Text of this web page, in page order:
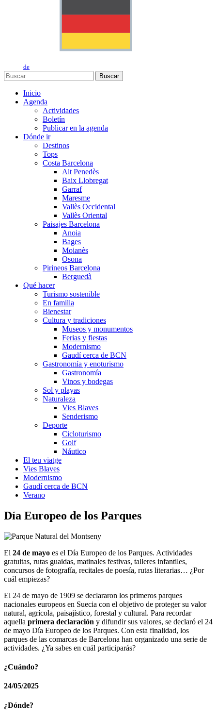
de
Buscar
Inicio
Agenda
Actividades
Boletín
Publicar en la agenda
Dónde ir
Destinos
Tops
Costa Barcelona
Alt Penedès
Baix Llobregat
Garraf
Maresme
Vallès Occidental
Vallès Oriental
Paisajes Barcelona
Anoia
Bages
Moianès
Osona
Pirineos Barcelona
Berguedà
Qué hacer
Turismo sostenible
En familia
Bienestar
Cultura y tradiciones
Museos y monumentos
Ferias y fiestas
Modernismo
Gaudí cerca de BCN
Gastronomía y enoturismo
Gastronomía
Vinos y bodegas
Sol y playas
Naturaleza
Vies Blaves
Senderismo
Deporte
Cicloturismo
Golf
Náutico
El teu viatge
Vies Blaves
Modernismo
Gaudí cerca de BCN
Verano
Día Europeo de los Parques
El 24 de mayo es el Día Europeo de los Parques. Actividades
gratuitas, rutas guaidas, matinales festivas, talleres infantiles,
concursos de fotografía, recitales de poesía, rutas literarias… ¿Por
cuál empiezas?
El 24 de mayo de 1909 se declararon los primeros parques
nacionales europeos en Suecia con el objetivo de proteger su valor
natural, agrícola, paisajístico, forestal y cultural. Para recordar
aquella primera declaración y difundir sus valores, se declaró el 24
de mayo Día Europeo de los Parques. Con esta finalidad, los
parques de las comarcas de Barcelona han organizado una serie de
actividades. ¿Ya sabes en cuál participarás?
¿Cuándo?
24/05/2025
¿Dónde?